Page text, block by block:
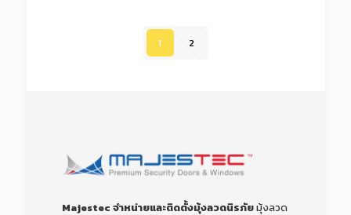
1 2
Majestec จำหน่ายและติดตั้งมุ้งลวดนิรภัยมุ้งลวด